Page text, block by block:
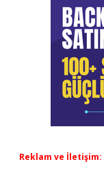
Reklam ve İletişim: